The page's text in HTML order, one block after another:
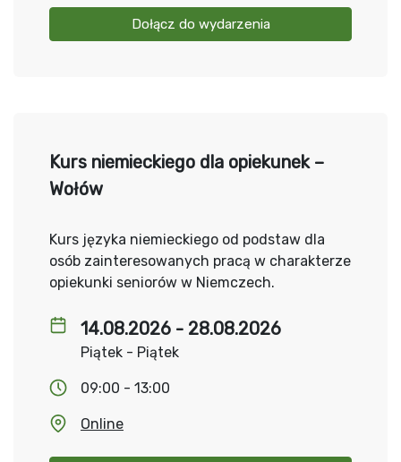
Dołącz do wydarzenia
14.08.2026 - 28.08.2026
Piątek - Piątek
09:00 - 13:00
Online
Kurs niemieckiego dla opiekunek –
Wołów
Kurs języka niemieckiego od podstaw dla
osób zainteresowanych pracą w charakterze
opiekunki seniorów w Niemczech.